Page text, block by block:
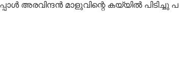
അരവിന്ദൻ മാളുവിന്റെ കയ്യിൽ